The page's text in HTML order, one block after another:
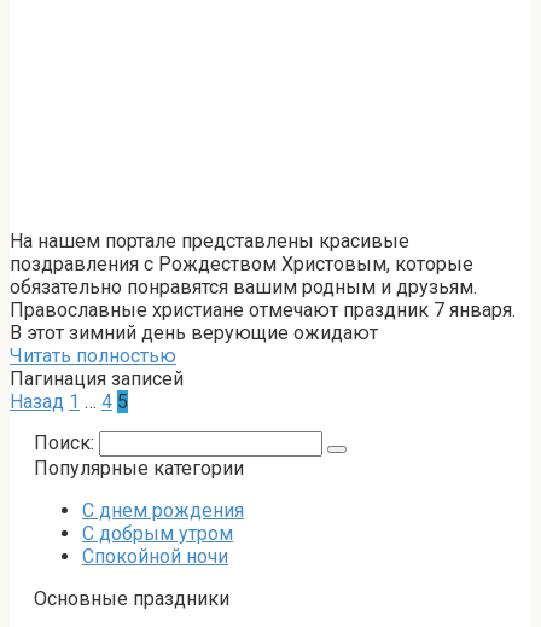
На нашем портале представлены красивые
поздравления с Рождеством Христовым, которые
обязательно понравятся вашим родным и друзьям.
Православные христиане отмечают праздник 7 января.
В этот зимний день верующие ожидают
Читать полностью
Пагинация записей
Назад 1 … 4 5
Поиск:
Популярные категории
С днем рождения
С добрым утром
Спокойной ночи
Основные праздники